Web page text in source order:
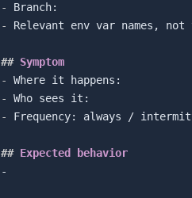
-
-
Relevant env var names, not
## Symptom
-
-
-
Frequency: always /
## Expected behavior
-